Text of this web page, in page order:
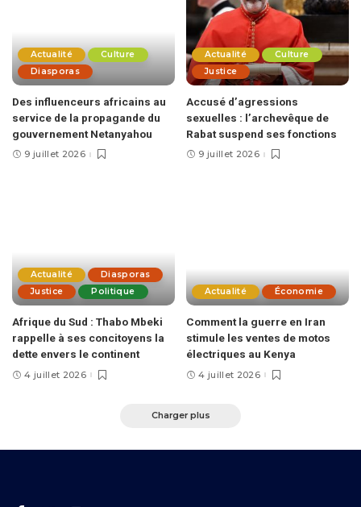
Actualité
Culture
Diasporas
Des influenceurs africains au
service de la propagande du
gouvernement Netanyahou
9 juillet 2026
Actualité
Culture
Justice
Accusé d’agressions
sexuelles : l’archevêque de
Rabat suspend ses fonctions
9 juillet 2026
Actualité
Diasporas
Justice
Politique
Afrique du Sud : Thabo Mbeki
rappelle à ses concitoyens la
dette envers le continent
4 juillet 2026
Actualité Économie
Comment la guerre en Iran
stimule les ventes de motos
électriques au Kenya
4 juillet 2026
Charger plus